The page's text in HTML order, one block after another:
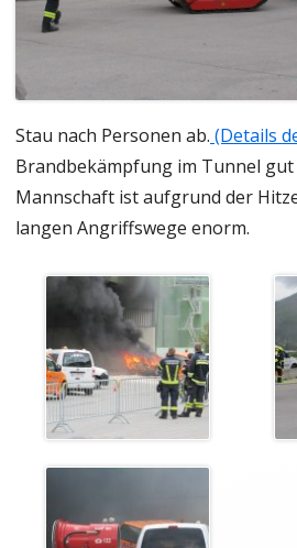
Stau nach Personen ab. (Details
Brandbekämpfung im Tunnel
Mannschaft ist aufgrund der
langen Angriffswege enorm.